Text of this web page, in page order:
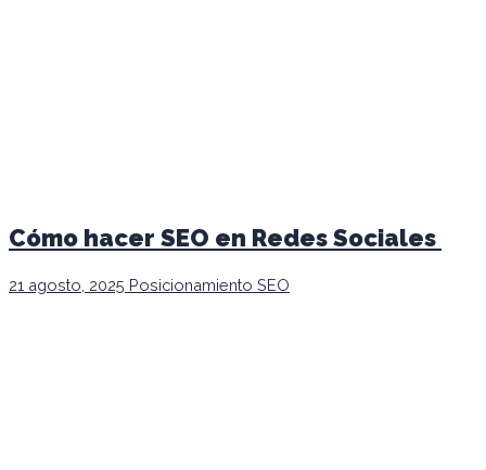
Cómo hacer SEO en Redes Sociales
21 agosto, 2025 Posicionamiento SEO